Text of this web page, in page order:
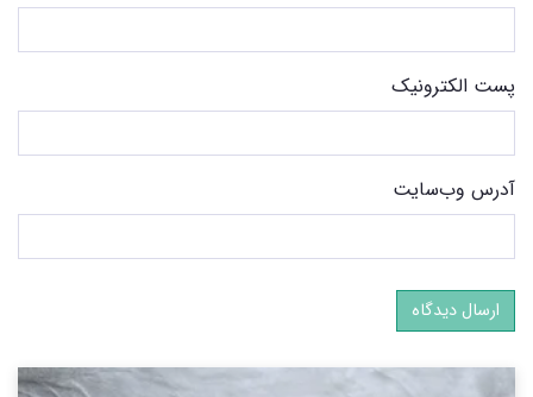
پست الکترونیک
آدرس وب‌سایت
ارسال دیدگاه